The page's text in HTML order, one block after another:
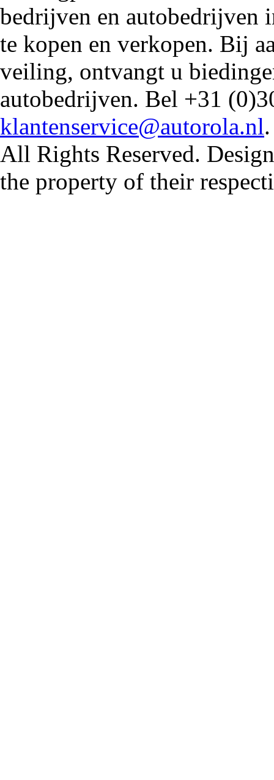
bedrijven en autobedrijven
te kopen en verkopen. Bij
veiling, ontvangt u
autobedrijven. Bel +31
klantenservice@autorola.nl
All Rights Reserved.
the property of their